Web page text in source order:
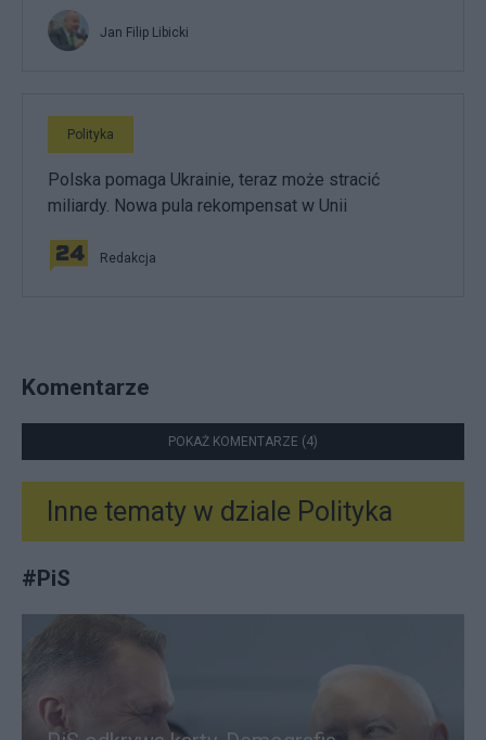
Jan Filip Libicki
Polityka
Polska pomaga Ukrainie, teraz może stracić
miliardy. Nowa pula rekompensat w Unii
Redakcja
Komentarze
POKAŻ KOMENTARZE (4)
Inne tematy w dziale Polityka
#PiS